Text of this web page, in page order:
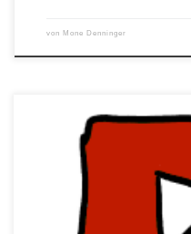
von Mone Denninger
Bei der Lehrmethode Flipped
Video zu erstellen. Im folgenden
ein Lehrvideo erstellen können.